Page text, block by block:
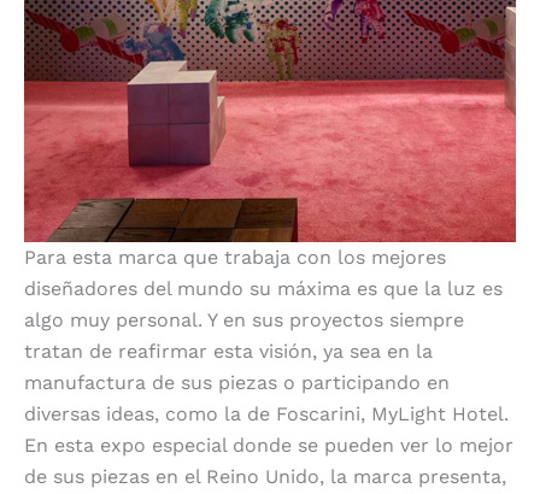
Para esta marca que trabaja con los mejores
diseñadores del mundo su máxima es que la luz es
algo muy personal. Y en sus proyectos siempre
tratan de reafirmar esta visión, ya sea en la
manufactura de sus piezas o participando en
diversas ideas, como la de Foscarini, MyLight Hotel.
En esta expo especial donde se pueden ver lo mejor
de sus piezas en el Reino Unido, la marca presenta,